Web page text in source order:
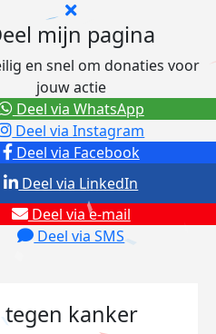
mijn pagina
en snel om donaties voor
jouw actie
Deel via Facebook
Deel via Instagram
Deel via e-mail
Deel via SMS
Deel via LinkedIn
Deel via WhatsApp
kanker